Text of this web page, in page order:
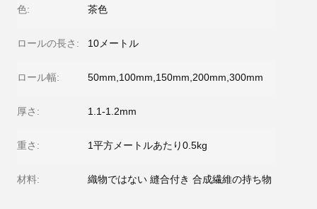
色: 茶色
ロールの長さ: 10メートル
ロール幅: 50mm,100mm,150mm,200mm,300mm
厚さ: 1.1-1.2mm
重さ: 1平方メートルあたり0.5kg
材料: 織物ではない 縫合付き 合成繊維の持ち物